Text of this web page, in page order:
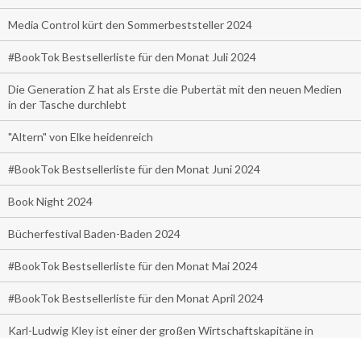
Media Control kürt den Sommerbeststeller 2024
#BookTok Bestsellerliste für den Monat Juli 2024
Die Generation Z hat als Erste die Pubertät mit den neuen Medien
in der Tasche durchlebt
"Altern" von Elke heidenreich
#BookTok Bestsellerliste für den Monat Juni 2024
Book Night 2024
Bücherfestival Baden-Baden 2024
#BookTok Bestsellerliste für den Monat Mai 2024
#BookTok Bestsellerliste für den Monat April 2024
Karl-Ludwig Kley ist einer der großen Wirtschaftskapitäne in